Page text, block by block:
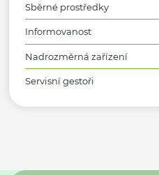
Sběrné prostředky
Informovanost
Nadrozměrná zařízení
Servisní gestoři